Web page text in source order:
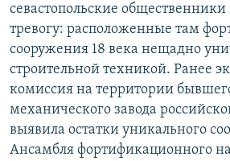
севастопольские
тревогу: расположенные там
сооружения 18 века нещадно
строительной техникой. Ранее
комиссия на территории
механического завода
выявила остатки уникального
Ансамбля фортификационного